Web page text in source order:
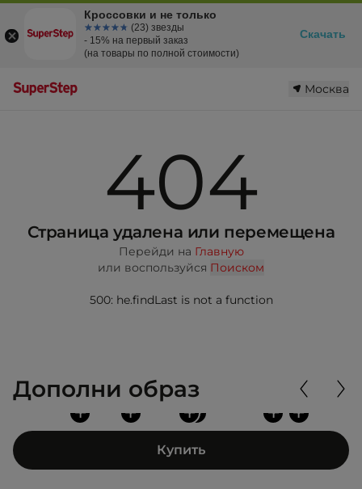
Москва
404
Страница удалена или перемещена
Перейди на Главную
или воспользуйся Поиском
500: he.findLast is not a function
Дополни образ
+
+
+ + + +
Купить
Кроссовки и не только
☆☆☆☆☆
★★★★★ (23) звезды
- 15% на первый заказ
(на товары по полной стоимости)
Скачать